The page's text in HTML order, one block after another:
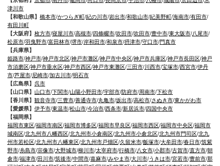
津川市
【和歌山県】 橋本市/かつらぎ町/紀の川市/岩出市/和歌山市/紀美野町/海南市/有田市/
有田川町
【大阪府】 枚方市/寝屋川市/高槻市/四條畷市/吹田市/吹田市/豊中市/東大阪市/八尾市/
松原市/羽曳野市/富田林市/堺市/岸和田市/和泉市/摂津市/守口市/門真市
【兵庫県】
姫路市/神戸市/神戸市北区/神戸市灘区/神戸市中央区/神戸市兵庫区/神戸市長田区/神戸
市須磨区/神戸市垂水区/神戸市西区/神戸市東灘区/三田市/川西市/宝塚市/西宮市/伊丹
市/芦屋市/尼崎市/加古川市/明石市
【広島県】 呉市
【山口県】 山口市/下関市/山陽小野田市/宇部市/防府市/周南市/下松市
【香川県】 観音寺市/三豊市/善通寺市/丸亀市/坂出市/高松市/さぬき市/東かがわ市
【愛媛県】 伊予市/東温市/松山市/今治市/西条市/新居浜市/四国中央市
【福岡県】
福岡市東区/福岡市南区/福岡市博多区/福岡市早良区/福岡市西区/福岡市中央区/福岡市
城南区/北九州市八幡西区/北九州市小倉南区/北九州市小倉北区/北九州市門司区/北九
州市若松区/北九州市八幡東区/北九州市戸畑区/久留米市/飯塚市/大牟田市/春日市/筑紫
野市/糸島市/宗像市/大野城市/柳川市/太宰府市/行橋市/八女市/小郡市/古賀市/直方市/朝
倉市/福津市/田川市/筑後市/中間市/嘉麻市/みやま市/大川市/うきは市/宮若市/豊前市/那